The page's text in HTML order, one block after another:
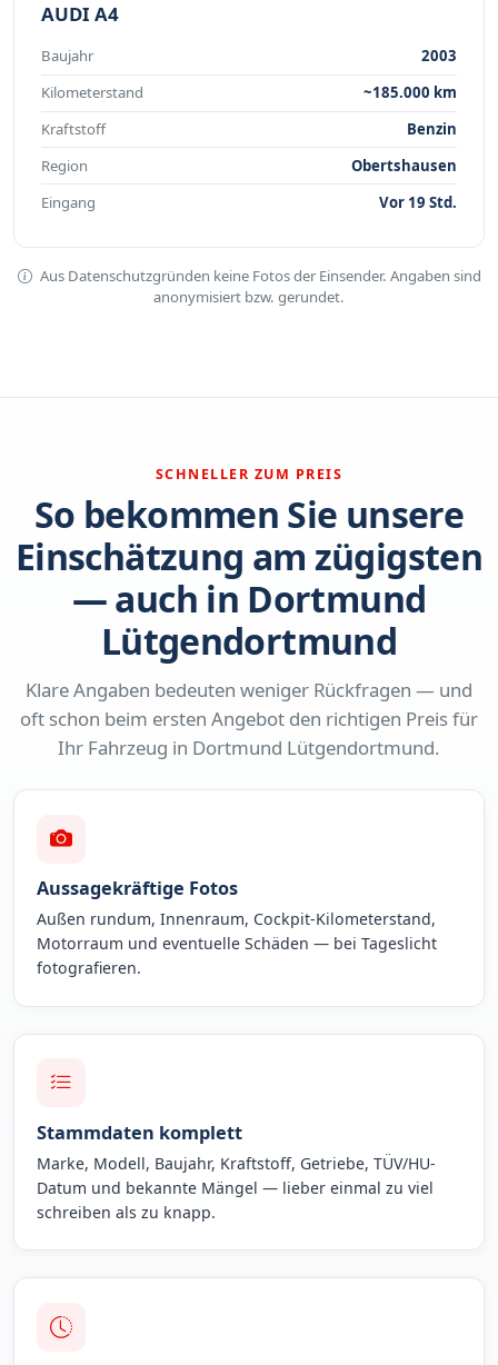
AUDI A4
Baujahr
2003
Kilometerstand
~185.000 km
Kraftstoff
Benzin
Region
Obertshausen
Eingang
Vor 19 Std.
Aus Datenschutzgründen keine Fotos der Einsender. Angaben sind
anonymisiert bzw. gerundet.
SCHNELLER ZUM PREIS
So bekommen Sie unsere
Einschätzung am zügigsten
— auch in Dortmund
Lütgendortmund
Klare Angaben bedeuten weniger Rückfragen — und
oft schon beim ersten Angebot den richtigen Preis für
Ihr Fahrzeug in Dortmund Lütgendortmund.
Aussagekräftige Fotos
Außen rundum, Innenraum, Cockpit-Kilometerstand,
Motorraum und eventuelle Schäden — bei Tageslicht
fotografieren.
Stammdaten komplett
Marke, Modell, Baujahr, Kraftstoff, Getriebe, TÜV/HU-
Datum und bekannte Mängel — lieber einmal zu viel
schreiben als zu knapp.